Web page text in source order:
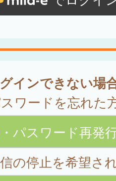
インできない場
ワードを忘れた
パスワード再発
の停止を希望さ